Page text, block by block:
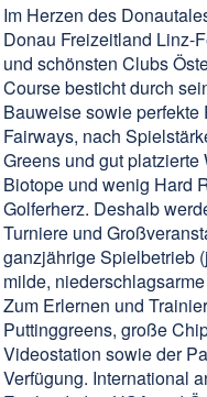
Im Herzen des
Donau Freizeitland Linz-
und schönsten Clubs
Course besticht durch
Bauweise sowie
Fairways, nach
Greens und gut
Biotope und wenig Hard
Golferherz. Deshalb
Turniere und
ganzjährige Spielbetrieb
milde,
Zum Erlernen und
Puttinggreens, große
Videostation sowie der
Verfügung. International